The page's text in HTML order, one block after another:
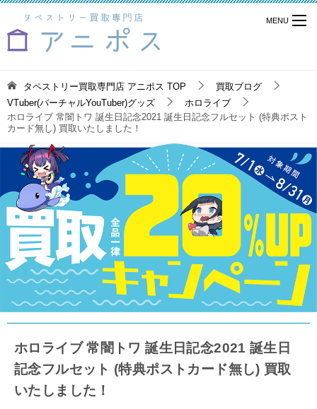
タペストリー買取専門店 アニポス TOP
買取ブログ
VTuber(バーチャルYouTuber)グッズ
ホロライブ
ホロライブ 常闇トワ 誕生日記念2021 誕生日記念フルセット (特典ポスト
カード無し) 買取いたしました！
ホロライブ 常闇トワ 誕生日記念2021 誕生日
記念フルセット (特典ポストカード無し) 買取
いたしました！